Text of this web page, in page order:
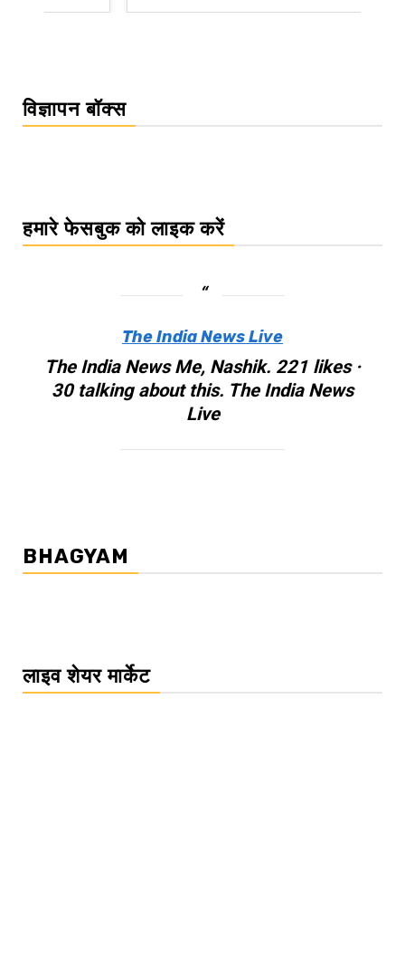
विज्ञापन बॉक्स
हमारे फेसबुक को लाइक करें
The India News Live
The India News Me, Nashik. 221 likes ·
30 talking about this. The India News
Live
BHAGYAM
लाइव शेयर मार्केट